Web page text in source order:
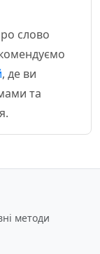
слово
, де ви
та
методи